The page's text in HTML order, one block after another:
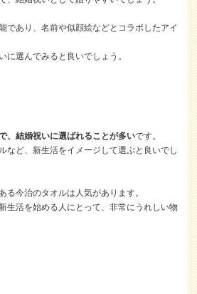
であり、名前や似顔絵などとコラボしたアイ
に選んでみると良いでしょう。
、結婚祝いに選ばれることが多いです。
など、新生活をイメージして選ぶと良いでし
る今治のタオルは人気があります。
生活を始める人にとって、非常にうれしい物